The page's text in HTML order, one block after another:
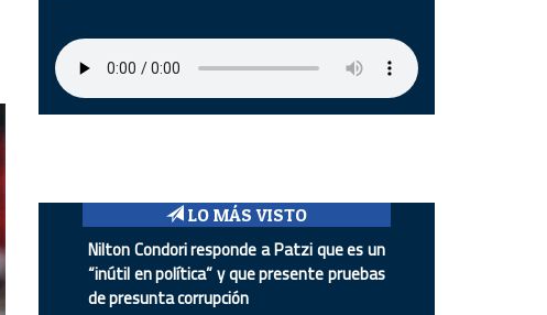
LO MÁS VISTO
Nilton Condori responde a Patzi que es un
“inútil en política” y que presente pruebas
de presunta corrupción